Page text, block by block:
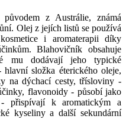
z Austrálie, známá
Olej z jejích listů se používá
i aromaterapii díky
Blahovičník obsahuje
mu dodávají jeho typické
složka éterického oleje,
na dýchací cesty, třísloviny -
flavonoidy - působí jako
přispívají k aromatickým a
kyseliny a další sekundární